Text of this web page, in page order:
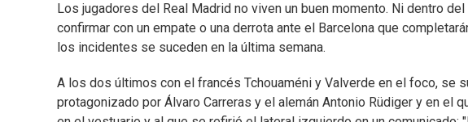
Los jugadores del Real Madrid no viven un buen momento. Ni dentro
confirmar con un empate o una derrota ante el Barcelona que
los incidentes se suceden en la última semana.
A los dos últimos con el francés Tchouaméni y Valverde en el foco, se
protagonizado por Álvaro Carreras y el alemán Antonio Rüdiger y en el